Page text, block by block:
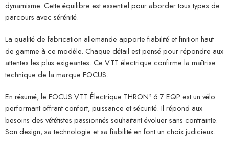
dynamisme. Cette équilibre est essentiel pour aborder tous types de
parcours avec sérénité.
La qualité de fabrication allemande apporte fiabilité et finition haut
de gamme à ce modèle. Chaque détail est pensé pour répondre aux
attentes les plus exigeantes. Ce VTT électrique confirme la maîtrise
technique de la marque FOCUS.
En résumé, le FOCUS VTT Électrique THRON² 6.7 EQP est un vélo
performant offrant confort, puissance et sécurité. Il répond aux
besoins des vététistes passionnés souhaitant évoluer sans contrainte.
Son design, sa technologie et sa fiabilité en font un choix judicieux.